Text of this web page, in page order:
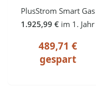
PlusStrom Smart Gas
1.925,99 € im 1. Jahr
489,71 €
gespart